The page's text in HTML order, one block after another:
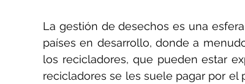
La gestión de desechos es una
países en desarrollo, donde a
los recicladores, que pueden estar
recicladores se les suele pagar por